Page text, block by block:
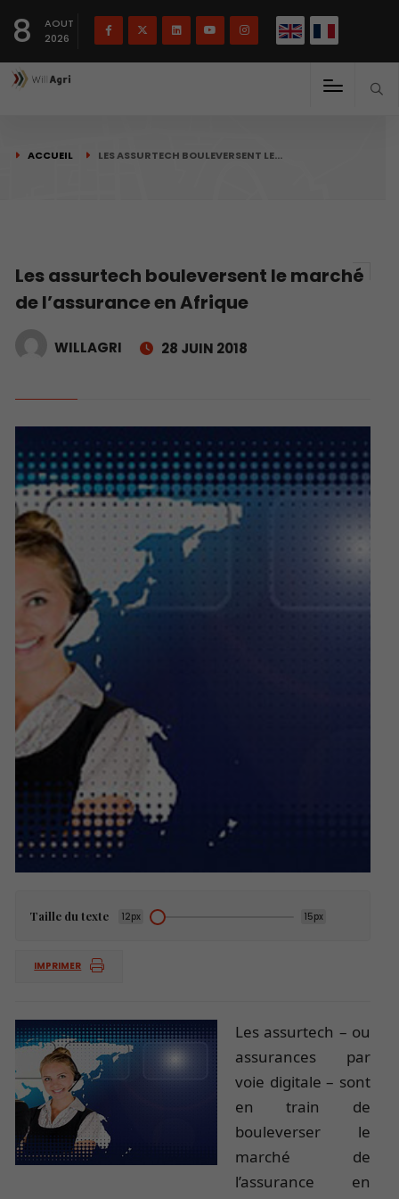
8
AOUT
2026
ACCUEIL LES ASSURTECH BOULEVERSENT LE…
Les assurtech bouleversent le marché
de l’assurance en Afrique
WILLAGRI 28 JUIN 2018
Taille du texte 12px 15px
IMPRIMER
Les assurtech – ou
assurances par
voie digitale – sont
en train de
bouleverser le
marché de
l’assurance en
Français English(English)